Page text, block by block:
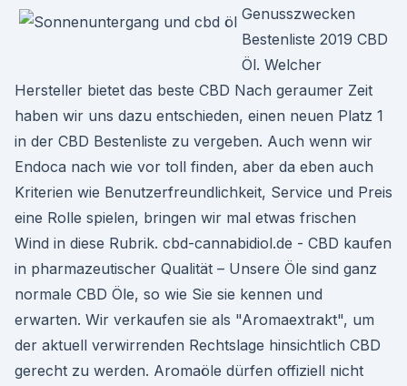
Genusszwecken
Bestenliste 2019 CBD
Öl. Welcher
Hersteller bietet das beste CBD Nach geraumer Zeit
haben wir uns dazu entschieden, einen neuen Platz 1
in der CBD Bestenliste zu vergeben. Auch wenn wir
Endoca nach wie vor toll finden, aber da eben auch
Kriterien wie Benutzerfreundlichkeit, Service und Preis
eine Rolle spielen, bringen wir mal etwas frischen
Wind in diese Rubrik. cbd-cannabidiol.de - CBD kaufen
in pharmazeutischer Qualität – Unsere Öle sind ganz
normale CBD Öle, so wie Sie sie kennen und
erwarten. Wir verkaufen sie als "Aromaextrakt", um
der aktuell verwirrenden Rechtslage hinsichtlich CBD
gerecht zu werden. Aromaöle dürfen offiziell nicht